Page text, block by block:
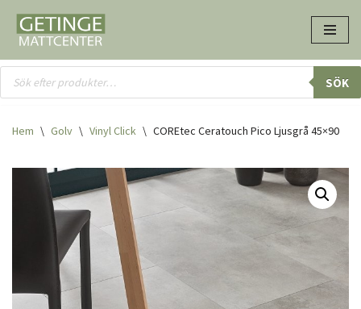
Hoppa
till
innehåll
SÖK
Hem \ Golv \ Vinyl Click \ COREtec Ceratouch Pico Ljusgrå 45×90